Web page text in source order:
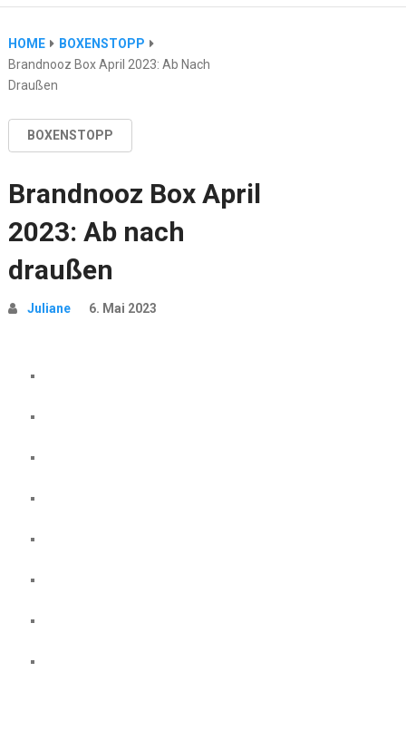
HOME
BOXENSTOPP
Brandnooz Box April 2023: Ab Nach
Draußen
BOXENSTOPP
Brandnooz Box April
2023: Ab nach
draußen
Juliane 6. Mai 2023